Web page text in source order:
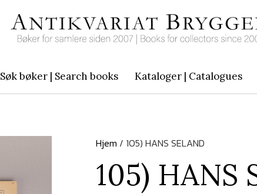
Søk bøker | Search books Kataloger | Catalogues
Hjem / 105) HANS SELAND
105) HANS